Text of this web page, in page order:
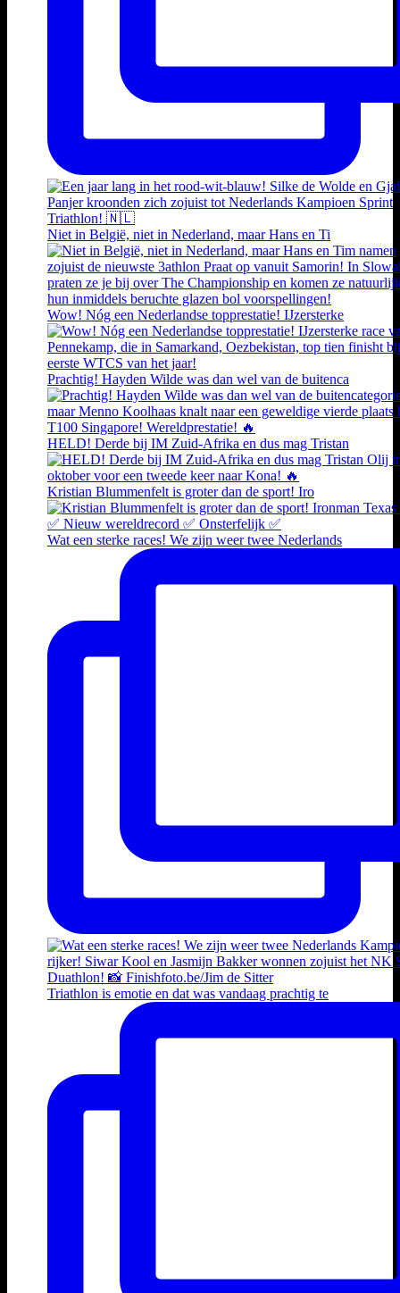
Niet in België, niet in Nederland, maar Hans en Ti
Wow! Nóg een Nederlandse topprestatie! IJzersterke
Prachtig! Hayden Wilde was dan wel van de buitenca
HELD! Derde bij IM Zuid-Afrika en dus mag Tristan
Kristian Blummenfelt is groter dan de sport! Iro
Wat een sterke races! We zijn weer twee Nederlands
Triathlon is emotie en dat was vandaag prachtig te